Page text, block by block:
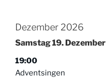
Dezember 2026
Samstag19. Dezember
19:00
Adventsingen